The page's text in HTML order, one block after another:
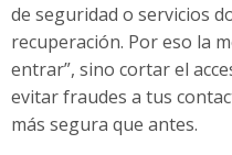
de seguridad o servicios
recuperación. Por eso la
entrar”, sino cortar el
evitar fraudes a tus
más segura que antes.